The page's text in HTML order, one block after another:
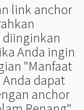
link anchor
diinginkan
Anda ingin
"Manfaat
dapat
anchor